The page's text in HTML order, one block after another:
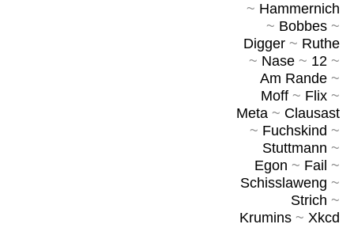
~ Hammernich
~ Bobbes~
Digger~ Ruthe
~ Nase~ 12~
Am Rande~
Moff~ Flix~
Meta~ Clausast
~ Fuchskind ~
Stuttmann ~
Egon ~ Fail ~
Schisslaweng ~
Strich ~
Krumins~ Xkcd